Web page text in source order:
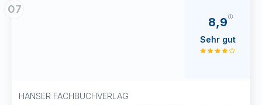
07
HANSER FACHBUCHVERLAG
8,9
Sehr gut